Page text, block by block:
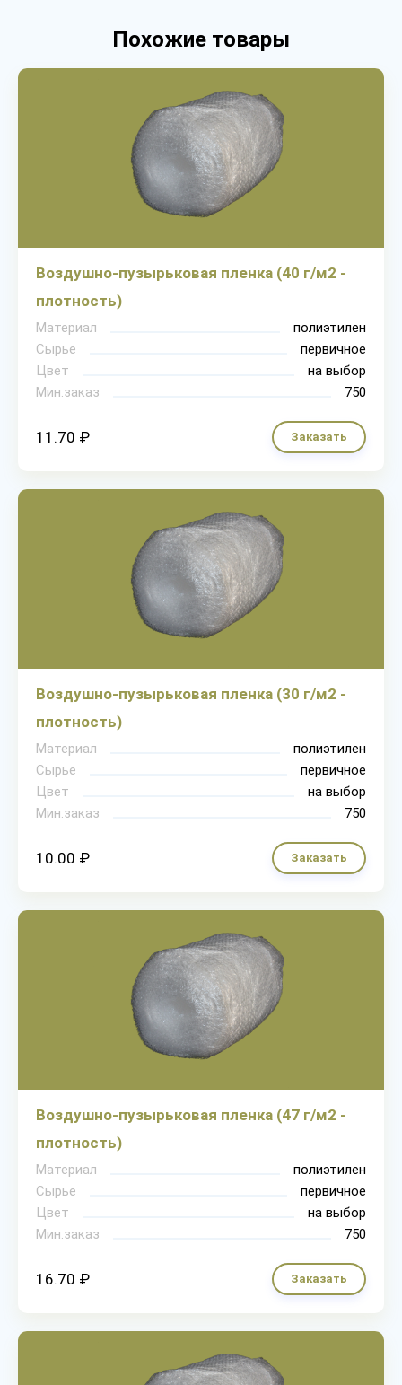
Похожие товары
Воздушно-пузырьковая пленка (40 г/м2 -
плотность)
Материал
полиэтилен
Сырье
первичное
Цвет
на выбор
Мин.заказ
750
11.70 ₽ Заказать
Воздушно-пузырьковая пленка (30 г/м2 -
плотность)
Материал
полиэтилен
Сырье
первичное
Цвет
на выбор
Мин.заказ
750
10.00 ₽ Заказать
Воздушно-пузырьковая пленка (47 г/м2 -
плотность)
Материал
полиэтилен
Сырье
первичное
Цвет
на выбор
Мин.заказ
750
16.70 ₽ Заказать